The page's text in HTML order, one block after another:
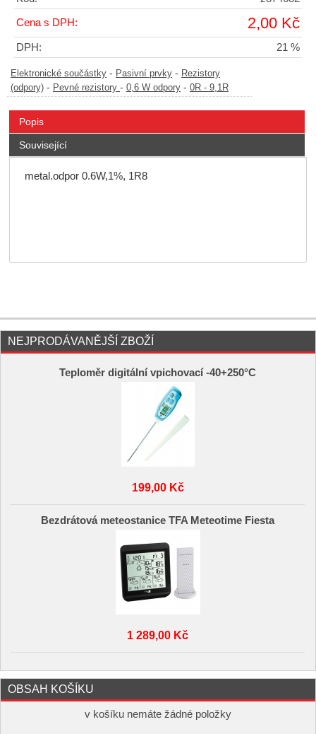
Cena s DPH: 2,00 Kč
DPH: 21 %
Elektronické součástky - Pasivní prvky - Rezistory
(odpory) - Pevné rezistory - 0,6 W odpory - 0R - 9,1R
Popis
Související
metal.odpor 0.6W,1%, 1R8
NEJPRODÁVANĚJŠÍ ZBOŽÍ
Teploměr digitální vpichovací -40+250°C
199,00 Kč
Bezdrátová meteostanice TFA Meteotime Fiesta
1 289,00 Kč
OBSAH KOŠÍKU
v košíku nemáte žádné položky